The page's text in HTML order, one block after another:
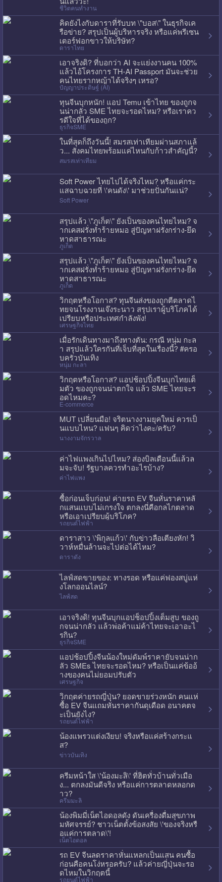
ชีวิตคนทำงาน
คิดยังไงกับดาราที่รับบท \"บอส\" ในธุรกิจเค
รือข่าย? สรุปเป็นผู้บริหารจริง หรือแค่พรีเซน
เตอร์ฟอกขาวให้บริษัท?
ดาราไทย
เอาจริงดิ? ที่บอกว่า AI จะแย่งงานคน 100%
แล้วไอ้โครงการ TH-AI Passport มันจะช่วย
คนไทยรากหญ้าได้จริงๆ เหรอ?
ปัญญาประดิษฐ์ (AI)
ทุนจีนบุกหนัก! แอป Temu เข้าไทย ของถูกจ
นน่ากลัว SME ไทยจะรอดไหม? หรือเราคว
รดีใจที่ได้ของถูก?
ธุรกิจSME
ในที่สุดก็ถึงวันนี้! สมรสเท่าเทียมผ่านสภาแล้
ว... สังคมไทยพร้อมแค่ไหนกับก้าวสำคัญนี้?
สมรสเท่าเทียม
Soft Power ไทยไปได้จริงไหม? หรือแค่กระ
แสฉาบฉวยที่ \'คนดัง\' มาช่วยปั่นกันแน่?
Soft Power
สรุปแล้ว \"ภูเก็ต\" ยังเป็นของคนไทยไหม? จ
ากเคสฝรั่งทำร้ายหมอ สู่ปัญหาฝรั่งกร่าง-ยึด
หาดสาธารณะ
ภูเก็ต
สรุปแล้ว \"ภูเก็ต\" ยังเป็นของคนไทยไหม? จ
ากเคสฝรั่งทำร้ายหมอ สู่ปัญหาฝรั่งกร่าง-ยึด
หาดสาธารณะ
ภูเก็ต
วิกฤตหรือโอกาส? ทุนจีนส่งของถูกตีตลาดไ
ทยจนโรงงานเจ๊งระนาว สรุปเราผู้บริโภคได้
เปรียบหรือประเทศกำลังพัง!
เศรษฐกิจไทย
เมื่อรักเดินทางมาถึงทางตัน: กรณี หนุ่ม กะล
า สรุปแล้วใครกันที่เจ็บที่สุดในเรื่องนี้? #ครอ
บครัวบันเทิง
หนุ่ม กะลา
วิกฤตหรือโอกาส? แอปช้อปปิ้งจีนบุกไทยเต็
มตัว ของถูกจนน่าตกใจ แล้ว SME ไทยจะร
อดไหมคะ?
E-commerce
MUT เปลี่ยนมือ! จริตนางงามยุคใหม่ ควรเป็
นแบบไหน? แฟนๆ คิดว่าไงคะ/ครับ?
นางงามจักรวาล
ค่าไฟแพงเกินไปไหม? ส่องบิลเดือนนี้แล้วล
มจะจับ! รัฐบาลควรทำอะไรบ้าง?
ค่าไฟแพง
ซื้อก่อนเจ็บก่อน! ค่ายรถ EV จีนหั่นราคาหลั
กแสนแบบไม่เกรงใจ ตกลงนี่คือกลไกตลาด
หรือเอาเปรียบผู้บริโภค?
รถยนต์ไฟฟ้า
ดาราสาว \'พิกุลแก้ว\' กับข่าวลือเตียงหัก! วิ
วาห์หมื่นล้านจะไปต่อได้ไหม?
ดาราดัง
ไลฟ์สดขายของ: ทางรอด หรือแค่ฟองสบู่แห่
งโลกออนไลน์?
ไลฟ์สด
เอาจริงดิ! ทุนจีนบุกแอปช็อปปิ้งเต็มสูบ ของถู
กจนน่ากลัว แล้วพ่อค้าแม่ค้าไทยจะเอาอะไ
รกิน?
ธุรกิจSME
แอปช้อปปิ้งจีนน้องใหม่ดัมพ์ราคายับจนน่าก
ลัว SMEs ไทยจะรอดไหม? หรือเป็นแค่ข้ออ้
างของคนไม่ยอมปรับตัว
เศรษฐกิจ
วิกฤตค่ายรถญี่ปุ่น? ยอดขายร่วงหนัก คนแห่
ซื้อ EV จีนแถมหั่นราคากันดุเดือด อนาคตจ
ะเป็นยังไง?
รถยนต์ไฟฟ้า
น้องแพรวแต่งเงียบ! จริงหรือแค่สร้างกระแ
ส?
ข่าวบันเทิง
ครีมหน้าใส \'น้องมะลิ\' ที่ฮิตทั่วบ้านทั่วเมือ
ง... ตกลงมันดีจริง หรือแค่การตลาดหลอกด
าว?
ครีมมะลิ
น้องพิมมี่เน็ตไอดอลดัง ดันเครื่องดื่มสุขภาพ
มหัศจรรย์? ชาวเน็ตตั้งข้อสงสัย \'ของจริงหรื
อแค่การตลาด\'!
เน็ตไอดอล
รถ EV จีนลดราคาหั่นแหลกเป็นแสน คนซื้อ
ก่อนคือคนโง่หรอครับ? แล้วค่ายญี่ปุ่นจะรอ
ดไหมในวิกฤตนี้
รถยนต์ไฟฟ้า